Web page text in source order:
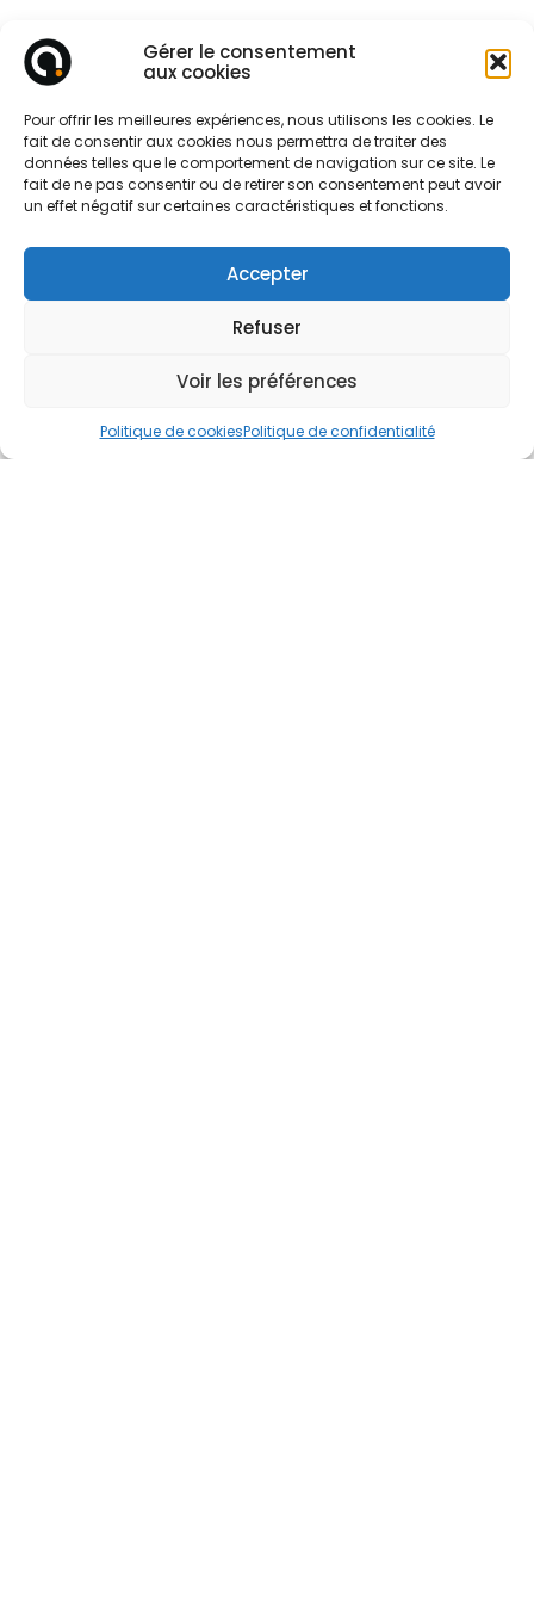
Gérer le consentement
aux cookies
Pour offrir les meilleures expériences, nous utilisons les cookies. Le
fait de consentir aux cookies nous permettra de traiter des
données telles que le comportement de navigation sur ce site. Le
fait de ne pas consentir ou de retirer son consentement peut avoir
un effet négatif sur certaines caractéristiques et fonctions.
Accepter
Refuser
Voir les préférences
Politique de cookiesPolitique de confidentialité
Demandez
un devis facilement !